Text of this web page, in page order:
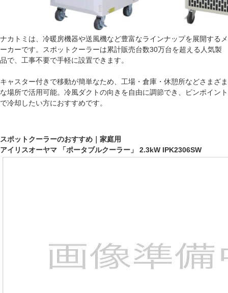
ナカトミは、冷暖房機器や送風機など豊富なラインナップを展開するメ
ーカーです。スポットクーラーは累計販売台数30万台を超える人気製
品で、工事不要で手軽に設置できます。
キャスター付きで移動が簡単なため、工場・倉庫・休憩所などさまざま
な場所で活用可能。冷風ダクトの向きを自由に調節でき、ピンポイント
で冷却したい方におすすめです。
スポットクーラーのおすすめ｜家庭用
アイリスオーヤマ 「ポータブルクーラー」 2.3kW IPK2306SW